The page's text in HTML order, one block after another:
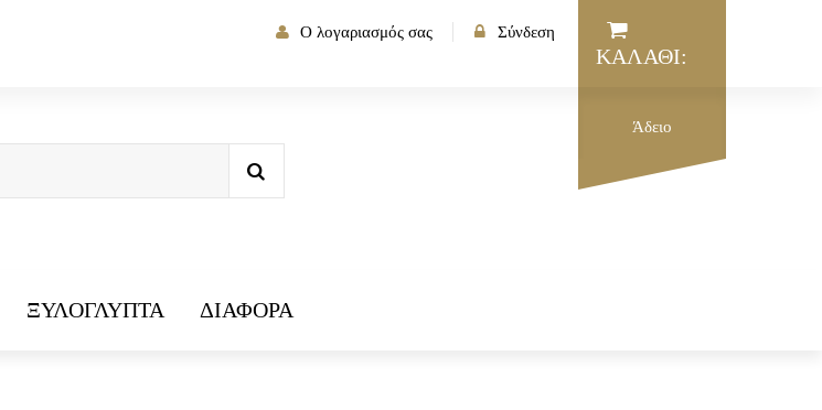
ΚΑΛΆΘΙ:
Άδειο
Σύνδεση
Ο λογαριασμός σας
ΞΥΛΌΓΛΥΠΤΑ ΔΙΆΦΟΡΑ